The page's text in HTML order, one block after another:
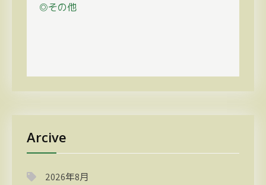
◎その他
Arcive
2026年8月